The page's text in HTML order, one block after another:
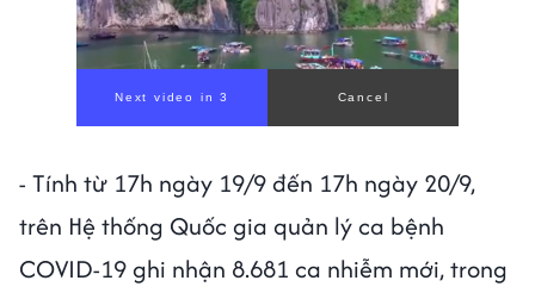
Next video in 1 Cancel
- Tính từ 17h ngày 19/9 đến 17h ngày 20/9,
trên Hệ thống Quốc gia quản lý ca bệnh
COVID-19 ghi nhận 8.681 ca nhiễm mới, trong